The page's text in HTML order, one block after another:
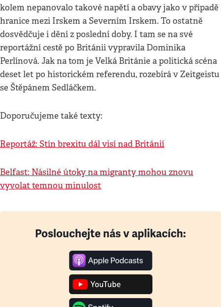
kolem nepanovalo takové napětí a obavy jako v případě
hranice mezi Irskem a Severním Irskem. To ostatně
dosvědčuje i dění z poslední doby. I tam se na své
reportážní cestě po Británii vypravila Dominika
Perlínová. Jak na tom je Velká Británie a politická scéna
deset let po historickém referendu, rozebírá v Zeitgeistu
se Štěpánem Sedláčkem.
Doporučujeme také texty:
Reportáž: Stín brexitu dál visí nad Británií
Belfast: Násilné útoky na migranty mohou znovu
vyvolat temnou minulost
Poslouchejte nás v aplikacích: